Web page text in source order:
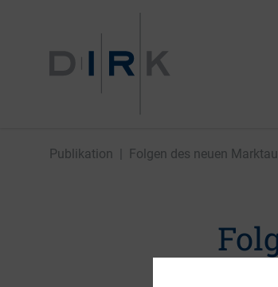
Publikation Folgen des neuen